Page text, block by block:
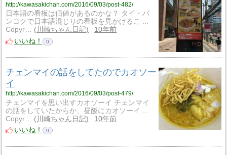
http://kawasakichan.com/2016/09/03/post-482/
日本語の看板は価値があるのかな？ タイ・バ
ンコクで日本語混じりの看板を見かけるこ ...
Copyr…
川崎ちゃん日記
10年前
いいね！
0
チェンマイの話をしてたのでカオソー
イ
http://kawasakichan.com/2016/09/03/post-479/
チェンマイを思い出すカオソーイ チェンマイ
の話をしていたからか、昼飯にカオソーイ ...
Copyr…
川崎ちゃん日記
10年前
いいね！
0